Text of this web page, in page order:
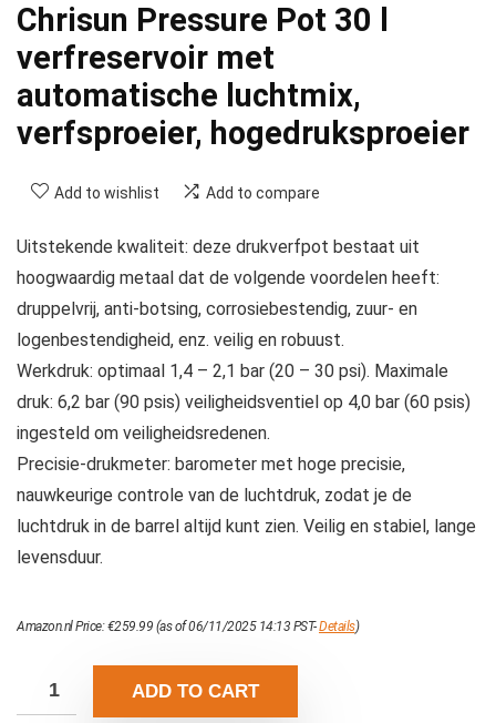
Chrisun Pressure Pot 30 l
verfreservoir met
automatische luchtmix,
verfsproeier, hogedruksproeier
Add to wishlist Add to compare
Uitstekende kwaliteit: deze drukverfpot bestaat uit
hoogwaardig metaal dat de volgende voordelen heeft:
druppelvrij, anti-botsing, corrosiebestendig, zuur- en
logenbestendigheid, enz. veilig en robuust.
Werkdruk: optimaal 1,4 – 2,1 bar (20 – 30 psi). Maximale
druk: 6,2 bar (90 psis) veiligheidsventiel op 4,0 bar (60 psis)
ingesteld om veiligheidsredenen.
Precisie-drukmeter: barometer met hoge precisie,
nauwkeurige controle van de luchtdruk, zodat je de
luchtdruk in de barrel altijd kunt zien. Veilig en stabiel, lange
levensduur.
Amazon.nl Price:€259.99 (as of 06/11/2025 14:13 PST-Details)
ADD TO CART